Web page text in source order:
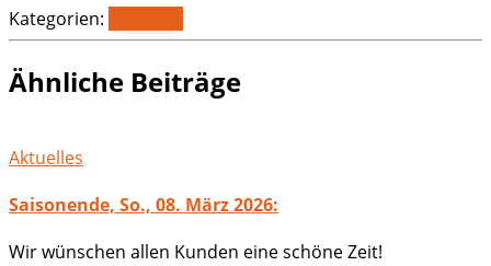
Kategorien:
Ähnliche Beiträge
Aktuelles
Saisonende, So., 08. März 2026:
Wir wünschen allen Kunden eine schöne Zeit!